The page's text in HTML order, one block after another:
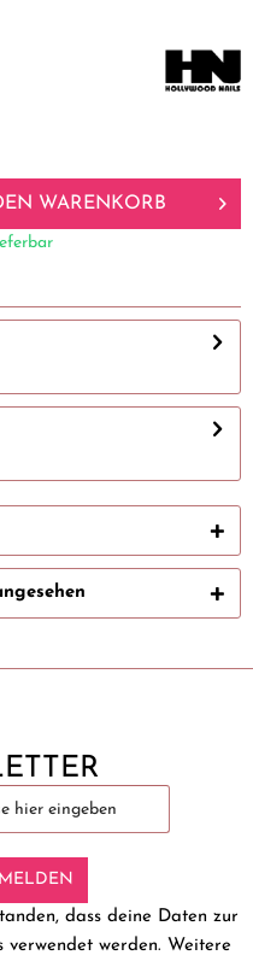
WARENKORB
dass deine Daten zur
verwendet werden. Weitere